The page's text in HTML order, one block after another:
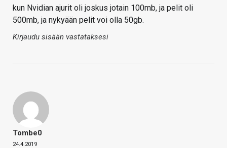
kun Nvidian ajurit oli joskus jotain 100mb, ja pelit oli
500mb, ja nykyään pelit voi olla 50gb.
Kirjaudu sisään vastataksesi
Tombe0
24.4.2019